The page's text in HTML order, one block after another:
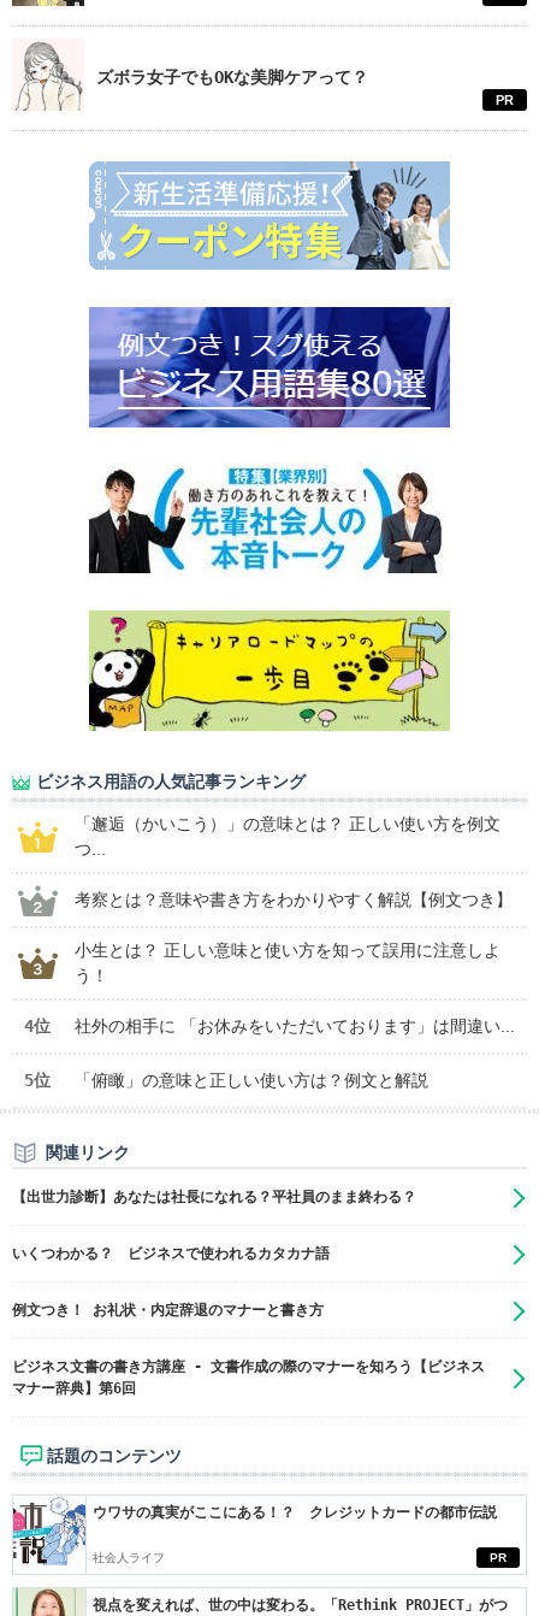
ズボラ女子でもOKな美脚ケアって？
PR
ビジネス用語の人気記事ランキング
「邂逅（かいこう）」の意味とは？ 正しい使い方を例文
つ...
考察とは？意味や書き方をわかりやすく解説【例文つき】
小生とは？ 正しい意味と使い方を知って誤用に注意しよ
う！
4位 社外の相手に 「お休みをいただいております」は間違い...
5位 「俯瞰」の意味と正しい使い方は？例文と解説
関連リンク
【出世力診断】あなたは社長になれる？平社員のまま終わる？
いくつわかる？ ビジネスで使われるカタカナ語
例文つき！ お礼状・内定辞退のマナーと書き方
ビジネス文書の書き方講座 - 文書作成の際のマナーを知ろう【ビジネス
マナー辞典】第6回
話題のコンテンツ
PR
ウワサの真実がここにある！？ クレジットカードの都市伝説
社会人ライフ
視点を変えれば、世の中は変わる。「Rethink PROJECT」がつ